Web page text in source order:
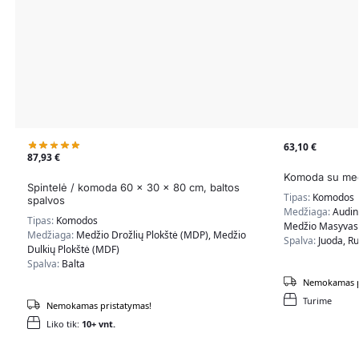
87,93€
Spintelė / komoda 60 x 30 x 80 cm, baltos
spalvos
Tipas: Komodos
Medžiaga: Medžio Drožlių Plokštė (MDP), Medžio
Dulkių Plokštė (MDF)
Spalva: Balta
Liko tik: 10+ vnt.
Nemokamas pristatymas!
63,10€
Komoda su
Tipas: Komodos
Medžiaga:
Medžio
Spalva: Juoda,
Turime
Nemokamas